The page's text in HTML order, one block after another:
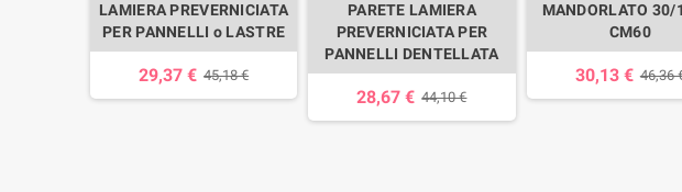
LAMIERA PREVERNICIATA
PER PANNELLI o LASTRE
29,37 € 45,18 €
PARETE LAMIERA
PREVERNICIATA PER
PANNELLI DENTELLATA
28,67 € 44,10 €
MANDORLATO 30/
CM60
30,13 € 46,36